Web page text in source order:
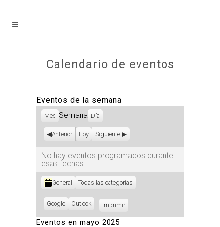
Calendario de eventos
Eventos de la semana
Mes Semana Día
Anterior Hoy Siguiente
No hay eventos programados durante
esas fechas.
Categorías
General Todas las categorías
Subscribe
Google
Subscribe
Outlook ImprimirVistas
Eventos en mayo 2025